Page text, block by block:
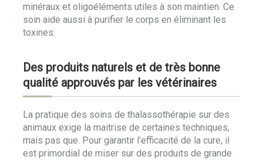
minéraux et oligoéléments utiles à son maintien. Ce
soin aide aussi à purifier le corps en éliminant les
toxines.
Des produits naturels et de très bonne
qualité approuvés par les vétérinaires
La pratique des soins de thalassothérapie sur des
animaux exige la maitrise de certaines techniques,
mais pas que. Pour garantir l’efficacité de la cure, il
est primordial de miser sur des produits de grande